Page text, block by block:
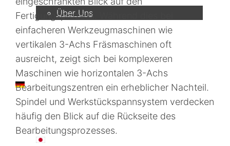
Über Uns
DE
日本語
Fertigungsprozess. Während dies bei
einfacheren Werkzeugmaschinen wie
vertikalen 3-Achs Fräsmaschinen oft
ausreicht, zeigt sich bei komplexeren
Maschinen wie horizontalen 3-Achs
Bearbeitungszentren ein erheblicher Nachteil.
Spindel und Werkstückspannsystem verdecken
häufig den Blick auf die Rückseite des
Bearbeitungsprozesses.